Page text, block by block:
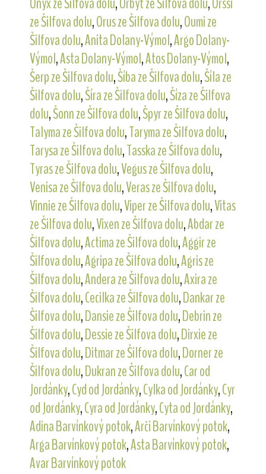
ze Šilfova dolu,Orus ze Šilfova dolu,Oumi ze
Šilfova dolu,Anita Dolany-Výmol,Argo Dolany-
Výmol,Asta Dolany-Výmol,Atos Dolany-Výmol,
Šerp ze Šilfova dolu,Šíba ze Šilfova dolu,Šíla ze
Šilfova dolu,Šíra ze Šilfova dolu,Šíza ze Šilfova
dolu,Šonn ze Šilfova dolu,Špyr ze Šilfova dolu,
Talyma ze Šilfova dolu,Taryma ze Šilfova dolu,
Tarysa ze Šilfova dolu,Tasska ze Šilfova dolu,
Tyras ze Šilfova dolu,Vegus ze Šilfova dolu,
Venisa ze Šilfova dolu,Veras ze Šilfova dolu,
Vinnie ze Šilfova dolu,Viper ze Šilfova dolu,Vitas
ze Šilfova dolu,Vixen ze Šilfova dolu,Abdar ze
Šilfova dolu,Actima ze Šilfova dolu,Aggir ze
Šilfova dolu,Agripa ze Šilfova dolu,Agris ze
Šilfova dolu,Andera ze Šilfova dolu,Axira ze
Šilfova dolu,Cecilka ze Šilfova dolu,Dankar ze
Šilfova dolu,Dansie ze Šilfova dolu,Debrin ze
Šilfova dolu,Dessie ze Šilfova dolu,Dirxie ze
Šilfova dolu,Ditmar ze Šilfova dolu,Dorner ze
Šilfova dolu,Dukran ze Šilfova dolu,Car od
Jordánky,Cyd od Jordánky,Cylka od Jordánky,Cyr
od Jordánky,Cyra od Jordánky,Cyta od Jordánky,
Adina Barvínkový potok,Arči Barvínkový potok,
Arga Barvínkový potok,Asta Barvínkový potok,
Avar Barvínkový potok